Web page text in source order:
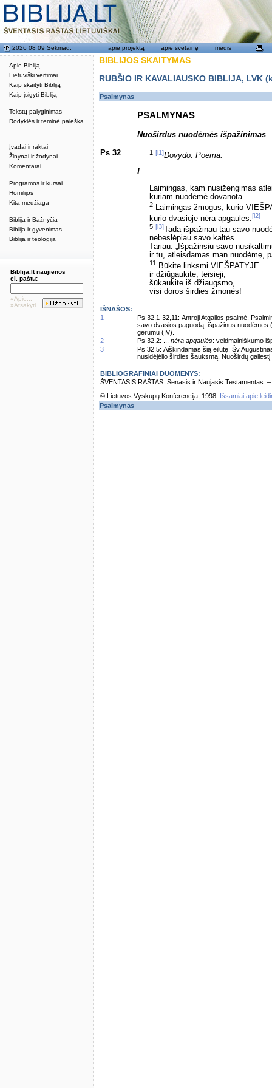
Apie Bibliją
Lietuviški vertimai
Kaip skaityti Bibliją
Kaip įsigyti Bibliją
Tekstų palyginimas
Rodyklės ir teminė paieška
Įvadai ir raktai
Žinynai ir žodynai
Komentarai
Programos ir kursai
Homilijos
Kita medžiaga
Biblija ir Bažnyčia
Biblija ir gyvenimas
Biblija ir teologija
2026 08 09 Sekmad. apie projektą apie svetainę medis
Biblija.lt naujienos
el. paštu:
»Apie...
»Atsakyti
BIBLIJOS SKAITYMAS
RUBŠIO IR KAVALIAUSKO BIBLIJA,
Psalmynas
PSALMYNAS
Nuoširdus nuodėmės išpažinimas
Ps 32 1 [i1]Dovydo. Poema.
I
Laimingas, kam nusižengimas
kuriam nuodėmė dovanota.
2 Laimingas žmogus, kurio
kurio dvasioje nėra apgaulės.[i2]
5 [i3] Tada išpažinau tau savo
nebeslėpiau savo kaltės.
Tariau: „Išpažinsiu savo
ir tu, atleisdamas man nuodėmę,
11
Būkite linksmi VIEŠPATYJE
ir džiūgaukite, teisieji,
šūkaukite iš džiaugsmo,
visi doros širdies žmonės!
IŠNAŠOS:
1
Ps 32,1-32,11: Antroji Atgailos psalmė.
savo dvasios paguodą, išpažinus
gerumu (IV).
2
Ps 32,2: ... nėra apgaulės: veidmainiškumo
3
Ps 32,5: Aiškindamas šią eilutę,
nusidėjėlio širdies šauksmą. Nuoširdų
BIBLIOGRAFINIAI DUOMENYS:
ŠVENTASIS RAŠTAS. Senasis ir Naujasis Testamentas.
© Lietuvos Vyskupų Konferencija, 1998.
Išsamiai apie
Psalmynas